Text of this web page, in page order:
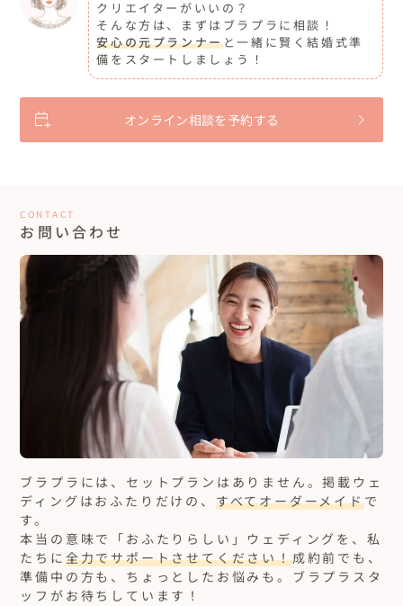
クリエイターがいいの？
そんな方は、まずはブラプラに相談！
安心の元プランナーと一緒に賢く結婚式準
備をスタートしましょう！
オンライン相談を予約する
CONTACT
お問い合わせ
ブラプラには、セットプランはありません。掲載ウェ
ディングはおふたりだけの、 すべてオーダーメイドで
す。
本当の意味で「おふたりらしい」ウェディングを、私
たちに 全力でサポートさせてください！成約前でも、
準備中の方も、ちょっとしたお悩みも。ブラプラスタ
ッフがお待ちしています！